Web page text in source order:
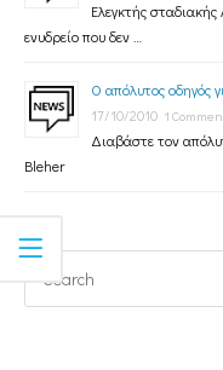
Ελεγκτής
ενυδρείο που δεν …
Ο απόλυτος οδηγός
17/10/2010 1
Διαβάστε τον
Bleher